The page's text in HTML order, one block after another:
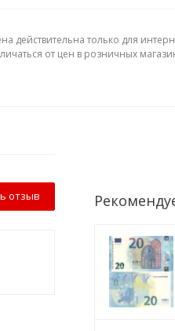
действительна только для
от цен в розничных
отзыв